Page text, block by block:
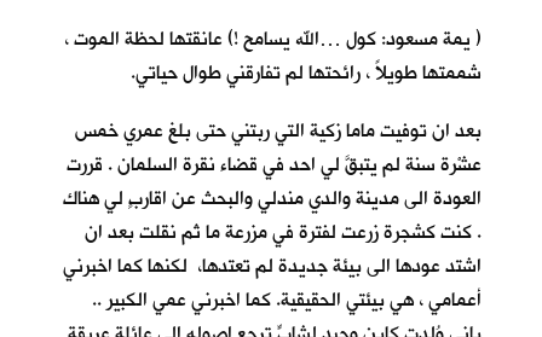
( يمة مسعود: كول …الله يسامح !) عانقتها لحظة الموت ،
شممتها طويلاً ، رائحتها لم تفارقني طوال حياتي.
بعد ان توفيت ماما زكية التي ربتني حتى بلغ عمري خمس
عشْرة سنة لم يتبقَّ لي احد في قضاء نقرة السلمان . قررت
العودة الى مدينة والدي مندلي والبحث عن اقاربٍ لي هناك
. كنت كشجرة زرعت لفترة في مزرعة ما ثم نقلت بعد ان
اشتد عودها الى بيئة جديدة لم تعتدها، لكنها كما اخبرني
أعمامي ، هي بيئتي الحقيقية. كما اخبرني عمي الكبير ..